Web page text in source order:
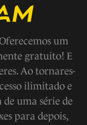
locais, a fauna e
um
gratuito! E
Ao tornares-
ilimitado e
de uma série de
para depois,